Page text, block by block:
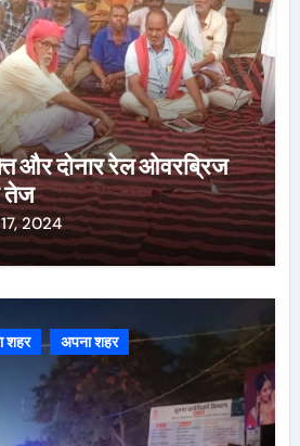
और दोनार रेल ओवरब्रिज
तेज
2024
शहर अपना शहर